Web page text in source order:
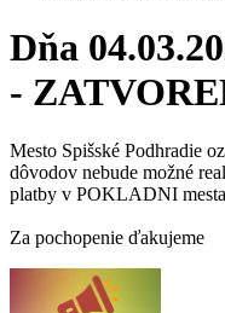
Dňa
-
Mesto Spišské Podhradie
dôvodov nebude možné
platby v POKLADNI
Za pochopenie ďakujeme